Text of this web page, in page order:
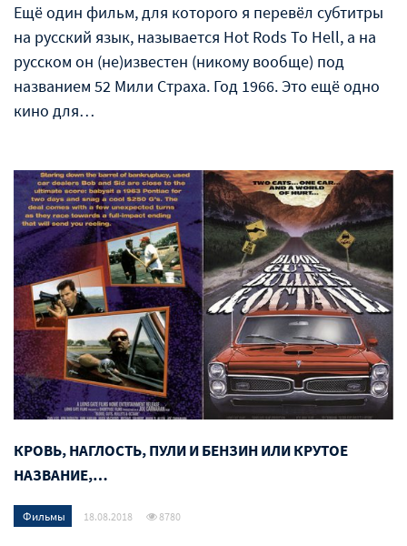
Ещё один фильм, для которого я перевёл субтитры
на русский язык, называется Hot Rods To Hell, а на
русском он (не)известен (никому вообще) под
названием 52 Мили Страха. Год 1966. Это ещё одно
кино для…
КРОВЬ, НАГЛОСТЬ, ПУЛИ И БЕНЗИН ИЛИ КРУТОЕ
НАЗВАНИЕ,…
Фильмы 18.08.2018 8780